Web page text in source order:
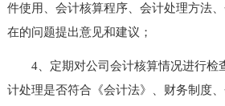
件使用、会计核算程序、会计处理方法
在的问题提出意见和建议；
4、定期对公司会计核算情况进行检
计处理是否符合《会计法》、财务制度、